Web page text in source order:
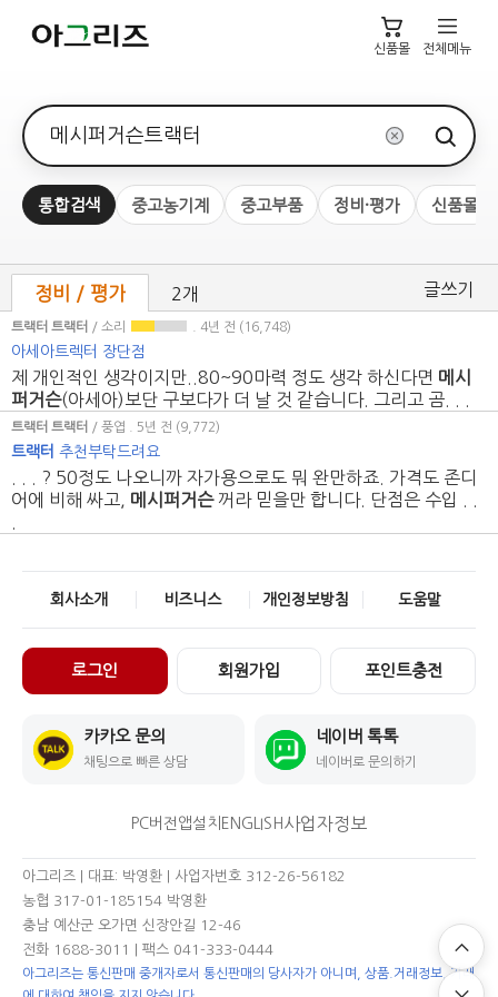
신품몰 전체메뉴
검색어
통합검색 중고농기계 중고부품 정비·평가 신품몰
정비 / 평가 2개 글쓰기
트랙터 트랙터 / 소리 . 4년 전 (16,748)
아세아트렉터 장단점
제 개인적인 생각이지만..80~90마력 정도 생각 하신다면 메시
퍼거슨(아세아)보단 구보다가 더 날 것 같습니다. 그리고 곰. . .
트랙터 트랙터 / 풍엽 . 5년 전 (9,772)
트랙터 추천부탁드려요
. . . ? 50정도 나오니까 자가용으로도 뭐 완만하죠. 가격도 존디
어에 비해 싸고, 메시퍼거슨꺼라 믿을만 합니다. 단점은 수입 . .
회사소개 비즈니스 개인정보방침 도움말
로그인 회원가입 포인트충전
카카오 문의
채팅으로 빠른 상담
네이버 톡톡
네이버로 문의하기
PC버전 앱설치 ENGLISH 사업자정보
아그리즈 | 대표: 박영환 | 사업자번호 312-26-56182
농협 317-01-185154 박영환
충남 예산군 오가면 신장안길 12-46
전화 1688-3011
| 팩스 041-333-0444
아그리즈는 통신판매 중개자로서 통신판매의 당사자가 아니며, 상품.거래정보, 거래